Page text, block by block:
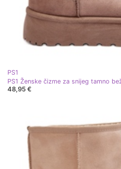
PS1
PS1 Ženske čizme za snijeg tamno
48,95 €